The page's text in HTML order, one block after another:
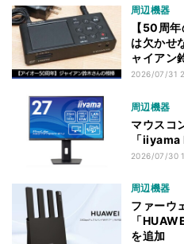
周辺機器
【50周
は欠かせ
ャイアン
2026/07/31
周辺機器
マウスコ
「
2026/07/30
周辺機器
ファーウ
「
を追加